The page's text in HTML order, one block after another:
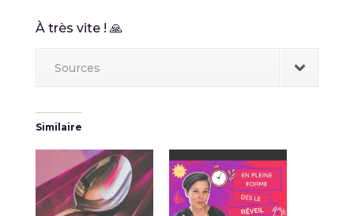
À très vite ! 🙏
Sources
Similaire